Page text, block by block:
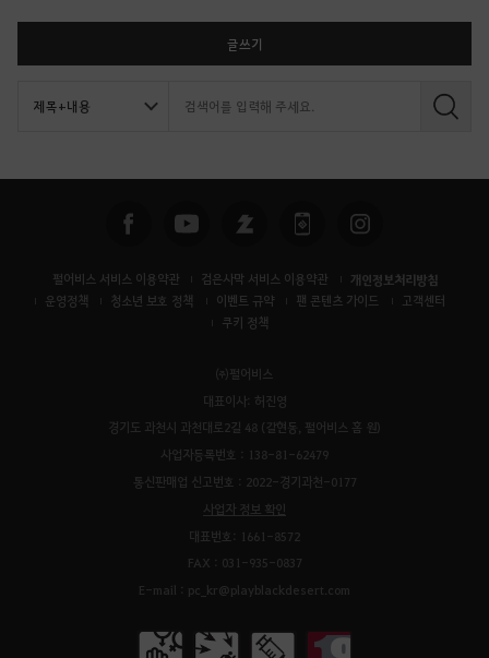
글쓰기
검
펄어비스 서비스 이용약관 검은사막 서비스 이용약관 개인정보처리방침
운영정책 청소년 보호 정책 이벤트 규약 팬 콘텐츠 가이드
고객센터
쿠키 정책
㈜펄어비스
대표이사: 허진영
경기도 과천시 과천대로2길 48 (갈현동, 펄어비스 홈 원)
사업자등록번호 : 138-81-62479
통신판매업 신고번호 : 2022-경기과천-0177
사업자 정보 확인
대표번호: 1661-8572
FAX : 031-935-0837
E-mail : pc_kr@playblackdesert.com